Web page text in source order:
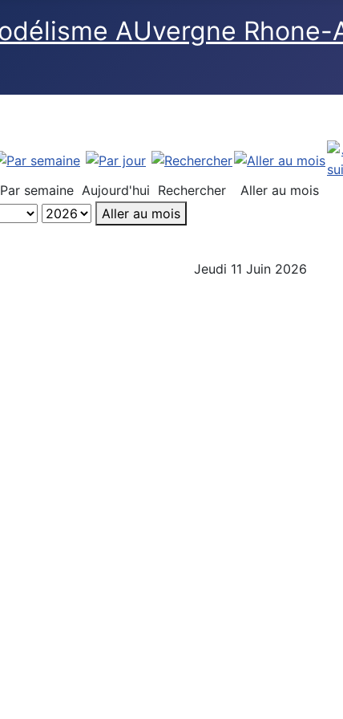
Par semaine Aujourd'hui Rechercher
Aller au mois
Aller au mois
Jeudi 11 Juin 2026